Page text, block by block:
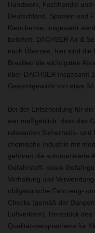
Handwerk, Fachhandel und
Deutschland, Spanien und
Klebchemie, insgesamt
beliefert. DACHSER Air &
nach Übersee, hier sind die
Brasilien die wichtigsten
über DACHSER insgesamt
Gesamtgewicht von etwa
Bei der Entscheidung für
war maßgeblich, dass das
relevanten Sicherheits-
chemische Industrie mit
gehören die automatisierte
Gefahrstoff- sowie
Vorhaltung und
obligatorische Fahrzeug-
Checks (gemäß der
Luftverkehr). Herzstück des
Qualitätsversprechens für